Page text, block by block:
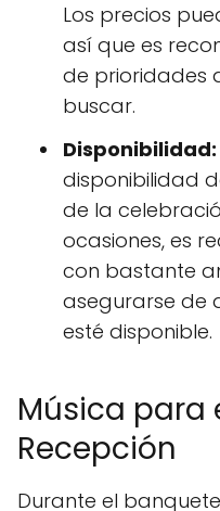
Los precios
así que es
de prioridades
buscar.
Disponibilidad:
disponibilidad
de la
ocasiones, es
con bastante
asegurarse de
esté disponible.
Música para
Recepción
Durante el